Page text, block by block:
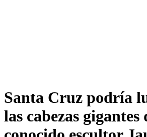
Santa Cruz podría
las cabezas gigantes